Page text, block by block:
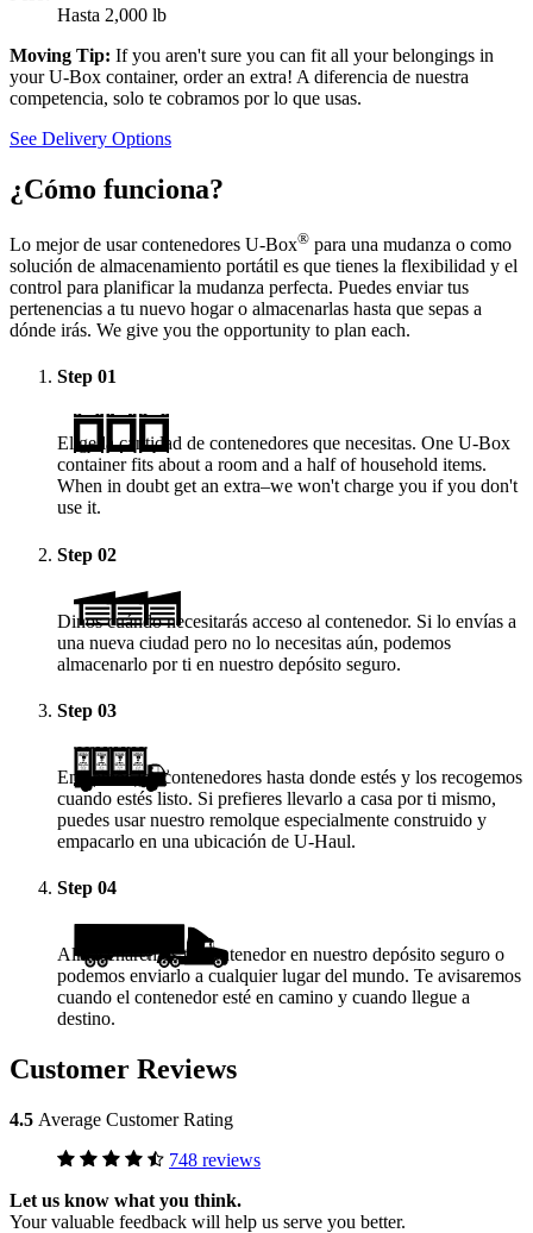
Hasta 2,000 lb
Moving Tip: If you aren't sure you can fit all your belongings in
yourU-Box container, order an extra! A diferencia de nuestra
competencia, solo te cobramos por lo que usas.
See Delivery Options
¿Cómo funciona?
Lo mejor de usar contenedores U-Box® para una mudanza o como
solución de almacenamiento portátil es que tienes la flexibilidad y el
control para planificar la mudanza perfecta. Puedes enviar tus
pertenencias a tu nuevo hogar o almacenarlas hasta que sepas a
dónde irás. We give you the opportunity to plan each.
Step 01
Elige la cantidad de contenedores que necesitas. One U-Box
container fits about a room and a half of household items.
When in doubt get an extra–we won't charge you if you don't
use it.
Step 02
Dinos cuándo necesitarás acceso al contenedor. Si lo envías a
una nueva ciudad pero no lo necesitas aún, podemos
almacenarlo por ti en nuestro depósito seguro.
Step 03
Enviamos los contenedores hasta donde estés y los recogemos
cuando estés listo. Si prefieres llevarlo a casa por ti mismo,
puedes usar nuestro remolque especialmente construido y
empacarlo en una ubicación de U-Haul.
Step 04
Almacenaremos tu contenedor en nuestro depósito seguro o
podemos enviarlo a cualquier lugar del mundo. Te avisaremos
cuando el contenedor esté en camino y cuando llegue a
destino.
Customer Reviews
4.5 Average Customer Rating
748 reviews
Let us know what you think.
Your valuable feedback will help us serve you better.